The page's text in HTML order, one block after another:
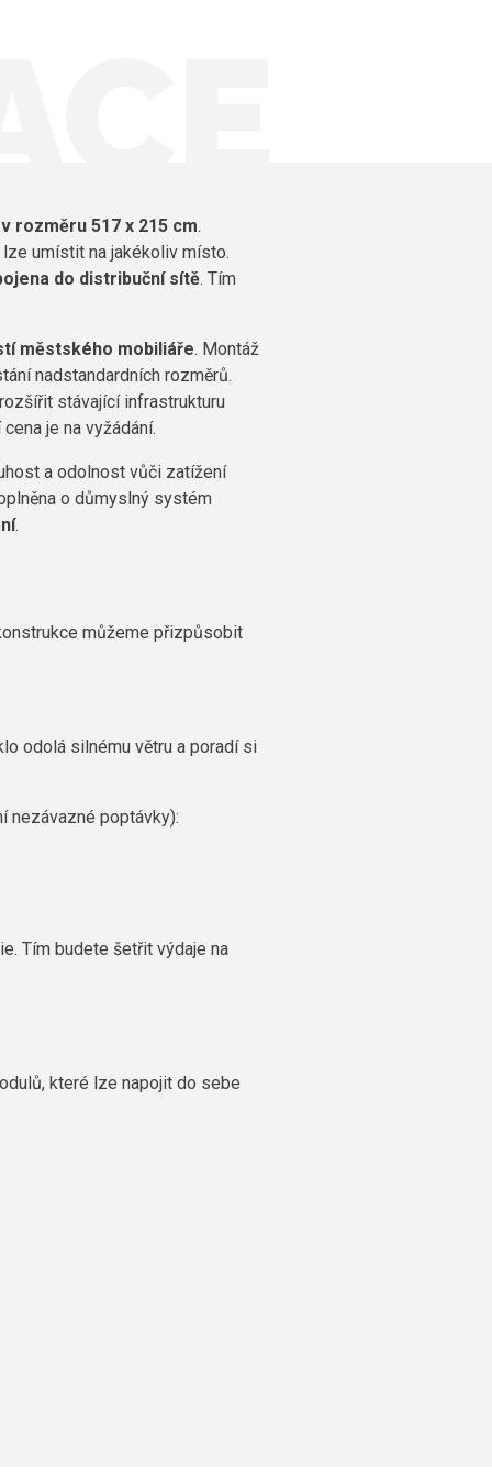
rozměru 517 x 215 cm.
umístit na jakékoliv místo.
do distribuční sítě. Tím
městského mobiliáře. Montáž
nadstandardních rozměrů.
stávající infrastrukturu
je na vyžádání.
a odolnost vůči zatížení
o důmyslný systém
.
můžeme přizpůsobit
odolá silnému větru a poradí si
nezávazné poptávky):
Tím budete šetřit výdaje na
které lze napojit do sebe